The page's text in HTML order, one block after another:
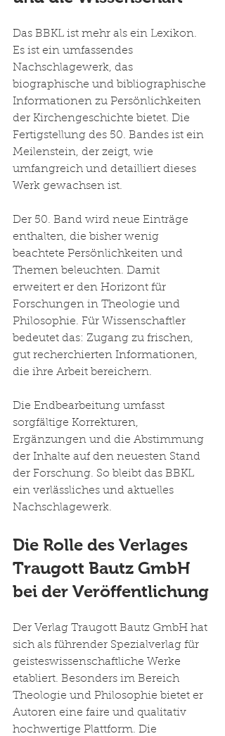
Das BBKL ist mehr als ein Lexikon.
Es ist ein umfassendes
Nachschlagewerk, das
biographische und bibliographische
Informationen zu Persönlichkeiten
der Kirchengeschichte bietet. Die
Fertigstellung des 50. Bandes ist ein
Meilenstein, der zeigt, wie
umfangreich und detailliert dieses
Werk gewachsen ist.
Der 50. Band wird neue Einträge
enthalten, die bisher wenig
beachtete Persönlichkeiten und
Themen beleuchten. Damit
erweitert er den Horizont für
Forschungen in Theologie und
Philosophie. Für Wissenschaftler
bedeutet das: Zugang zu frischen,
gut recherchierten Informationen,
die ihre Arbeit bereichern.
Die Endbearbeitung umfasst
sorgfältige Korrekturen,
Ergänzungen und die Abstimmung
der Inhalte auf den neuesten Stand
der Forschung. So bleibt das BBKL
ein verlässliches und aktuelles
Nachschlagewerk.
Die Rolle des Verlages
Traugott Bautz GmbH
bei der Veröffentlichung
Der Verlag Traugott Bautz GmbH hat
sich als führender Spezialverlag für
geisteswissenschaftliche Werke
etabliert. Besonders im Bereich
Theologie und Philosophie bietet er
Autoren eine faire und qualitativ
hochwertige Plattform. Die